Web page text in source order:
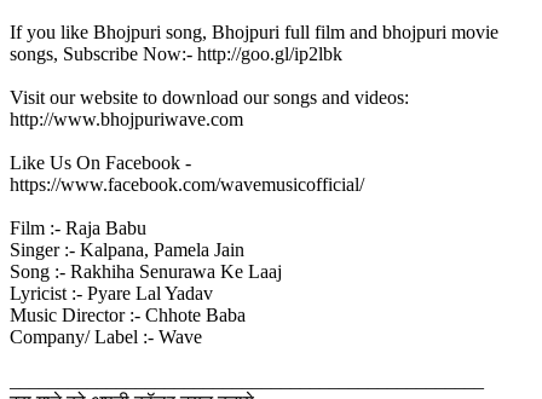
If you like Bhojpuri song, Bhojpuri full film and bhojpuri movie
songs, Subscribe Now:- http://goo.gl/ip2lbk
Visit our website to download our songs and videos:
http://www.bhojpuriwave.com
Like Us On Facebook -
https://www.facebook.com/wavemusicofficial/
Film :- Raja Babu
Singer :- Kalpana, Pamela Jain
Song :- Rakhiha Senurawa Ke Laaj
Lyricist :- Pyare Lal Yadav
Music Director :- Chhote Baba
Company/ Label :- Wave